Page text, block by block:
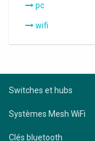
pc
wifi
Switches et hubs
Systèmes Mesh WiFi
Clés bluetooth